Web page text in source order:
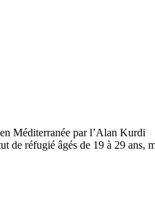
de réfugié âgés de 19 à 29 ans,